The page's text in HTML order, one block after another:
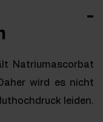
-
Natriumascorbat
wird es nicht
leiden.